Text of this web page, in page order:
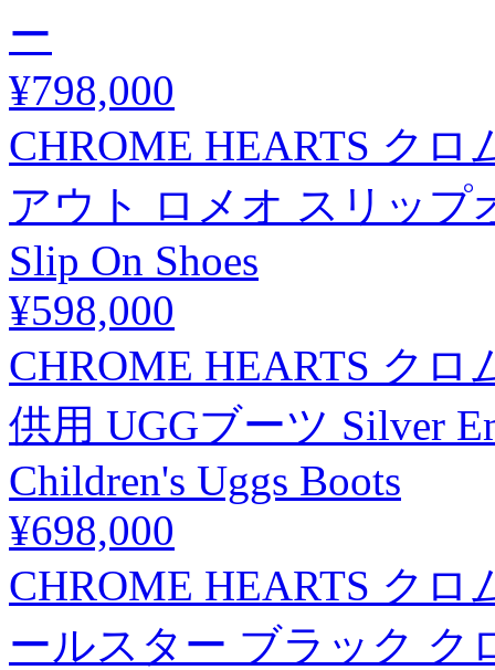
ー
¥798,000
CHROME HEARTS クロ
アウト ロメオ スリップ
Slip On Shoes
¥598,000
CHROME HEARTS ク
供用 UGGブーツ Silver
Children's Uggs Boots
¥698,000
CHROME HEARTS ク
ールスター ブラック ク